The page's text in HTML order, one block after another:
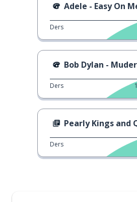
Adele - Easy On
Ders
Bob Dylan -
Ders
Pearly Kings and
Ders